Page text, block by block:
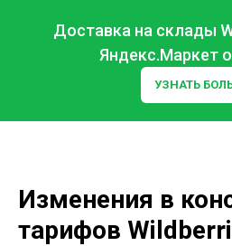
Доставка на склады
Яндекс.Маркет
УЗНАТЬ
Изменения в
тарифов